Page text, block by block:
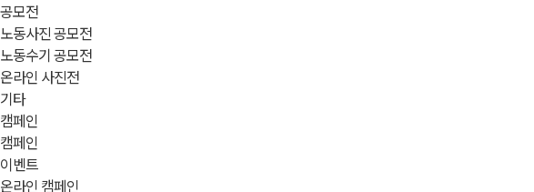
공모전
노동사진 공모전
노동수기 공모전
온라인 사진전
기타
캠페인
캠페인
이벤트
온라인 캠페인